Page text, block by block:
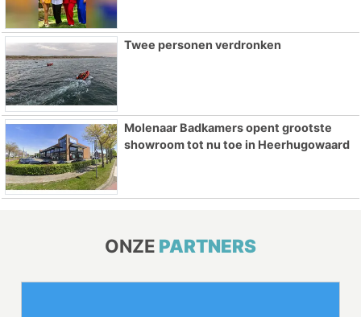
Twee personen verdronken
Molenaar Badkamers opent grootste
showroom tot nu toe in Heerhugowaard
ONZE PARTNERS